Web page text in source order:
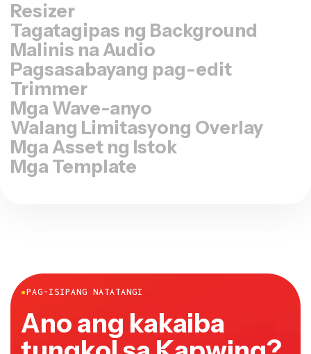
Tagatagipas ng Background
Malinis na Audio
Pagsasabayang pag-edit
Trimmer
Mga Wave-anyo
Walang Limitasyong Overlay
Mga Asset ng Istok
Mga Template
●PAG-ISIPANG NATATANGI
Ano ang kakaiba
tungkol sa Kapwing?